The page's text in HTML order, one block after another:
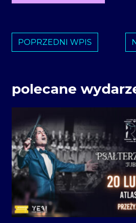
POPRZEDNI WPIS
polecane